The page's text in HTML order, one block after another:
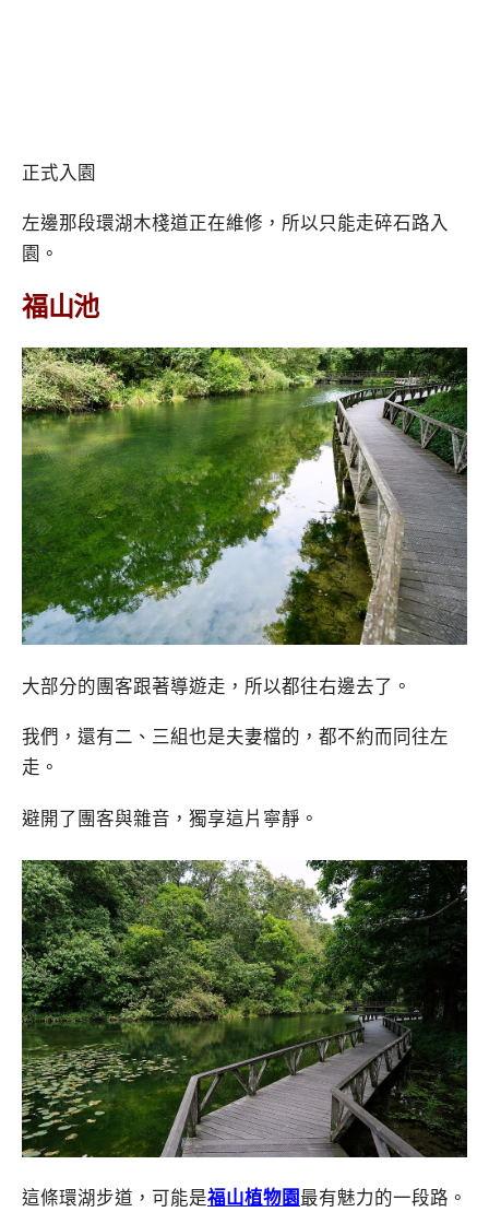
正式入園
左邊那段環湖木棧道正在維修，所以只能走碎石路入
園。
福山池
大部分的團客跟著導遊走，所以都往右邊去了。
我們，還有二、三組也是夫妻檔的，都不約而同往左
走。
避開了團客與雜音，獨享這片寧靜。
這條環湖步道，可能是福山植物園最有魅力的一段路。